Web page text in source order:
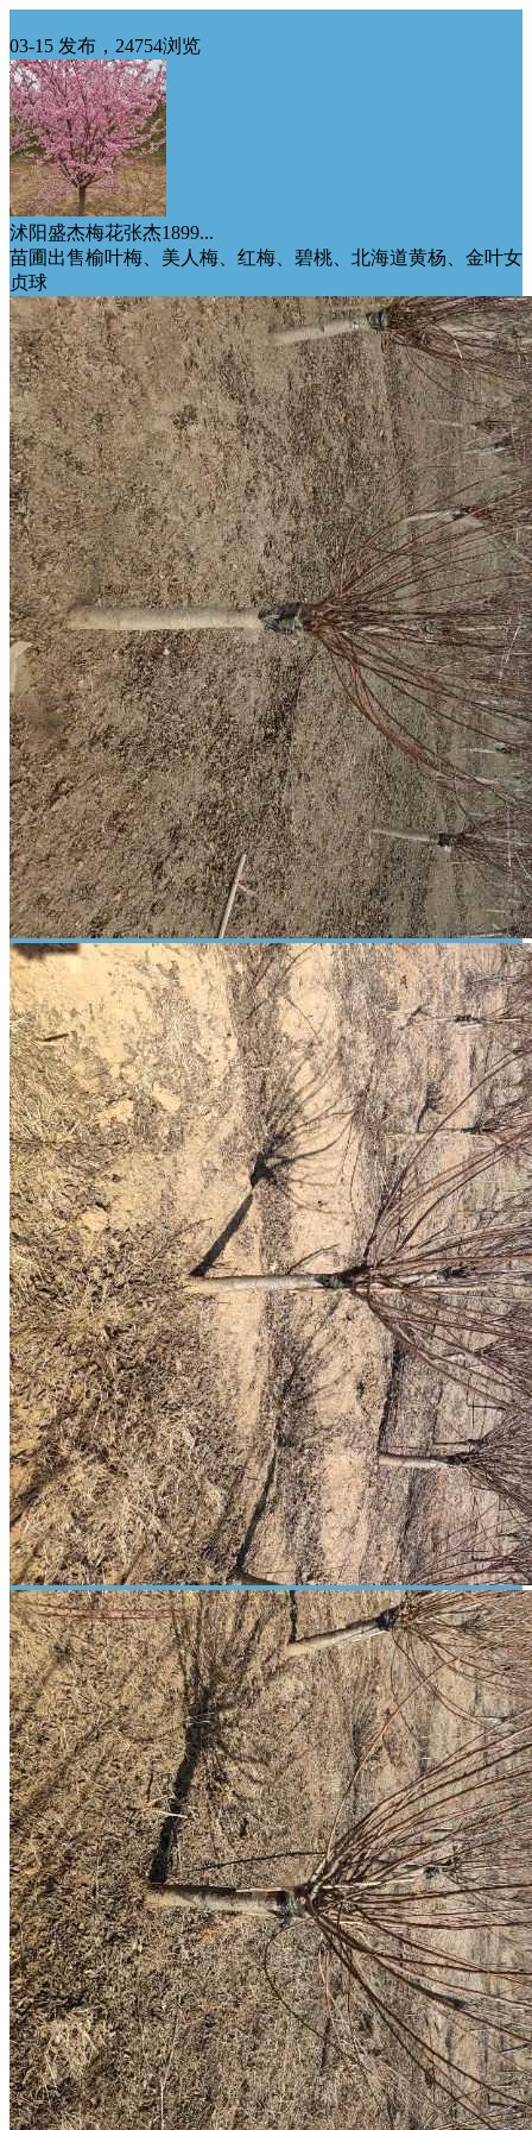
03-15 发布，24754浏览
沭阳盛杰梅花张杰1899...
苗圃出售榆叶梅、美人梅、红梅、碧桃、北海道黄杨、金叶女
贞球